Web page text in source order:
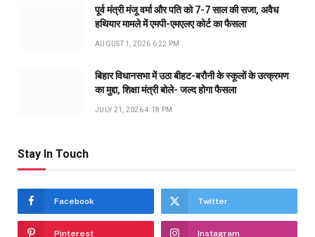
पूर्व मंत्री मंजू वर्मा और पति को 7-7 साल की सजा, अवैध
हथियार मामले में एमपी-एमएलए कोर्ट का फैसला
AUGUST 1, 2026 6:22 PM
बिहार विधानसभा में उठा बीहट-बरौनी के स्कूलों के उत्क्रमण
का मुद्दा, शिक्षा मंत्री बोले- जल्द होगा फैसला
JULY 21, 2026 4:18 PM
Stay In Touch
Facebook Twitter
Pinterest Instagram